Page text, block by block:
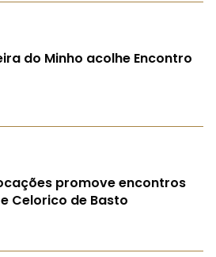
do Minho acolhe Encontro
promove encontros
Celorico de Basto